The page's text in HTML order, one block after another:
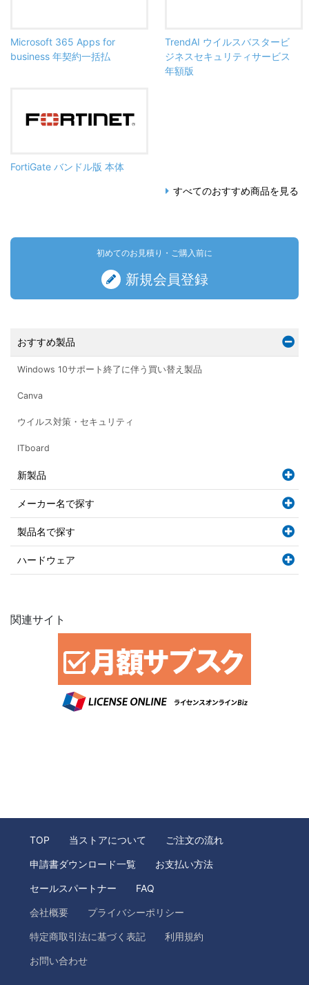
Microsoft 365 Apps for
business 年契約一括払
TrendAI ウイルスバスタービ
ジネスセキュリティサービス
年額版
FortiGate バンドル版 本体
すべてのおすすめ商品を見る
初めてのお見積り・ご購入前に
新規会員登録
おすすめ製品
Windows 10サポート終了に伴う買い替え製品
Canva
ウイルス対策・セキュリティ
ITboard
新製品
メーカー名で探す
製品名で探す
ハードウェア
関連サイト
TOP 当ストアについて ご注文の流れ
申請書ダウンロード一覧 お支払い方法
セールスパートナー FAQ
会社概要 プライバシーポリシー
特定商取引法に基づく表記 利用規約
お問い合わせ